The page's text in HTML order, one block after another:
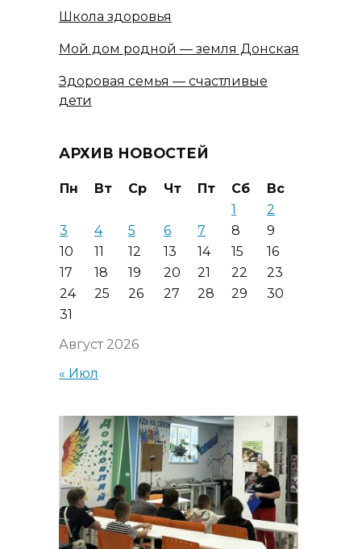
Школа здоровья
Мой дом родной — земля Донская
Здоровая семья — счастливые
дети
АРХИВ НОВОСТЕЙ
Август 2026
Пн Вт Ср Чт Пт Сб
Вс
1
2
3
4 5 6 7 8
9
10
11 12 13 14 15
16
17
18 19 20 21 22
23
24
25 26 27 28 29
30
31
« Июл